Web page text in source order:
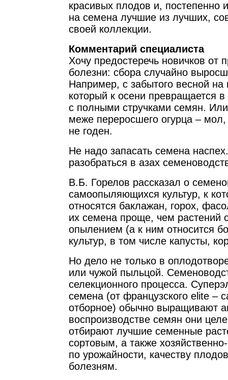
красивых плодов и, постепенно
на семена лучшие из лучших,
своей коллекции.
Комментарий специалиста
Хочу предостеречь новичков от
болезни: сбора случайно
Например, с забытого весной на
который к осени превращается
с полными стручками семян.
меже переросшего огурца –
не годен.
Не надо запасать семена
разобраться в азах
В.Б. Горелов рассказал о
самоопыляющихся культур, к
относятся баклажан, горох,
их семена проще, чем растений
опылением (а к ним относится
культур, в том числе капусты,
Но дело не только в
или чужой пыльцой.
селекционного процесса.
семена (от французского elite –
отборное) обычно выращивают
воспроизводстве семян они
отбирают лучшие семенные
сортовым, а также
по урожайности, качеству
болезням.